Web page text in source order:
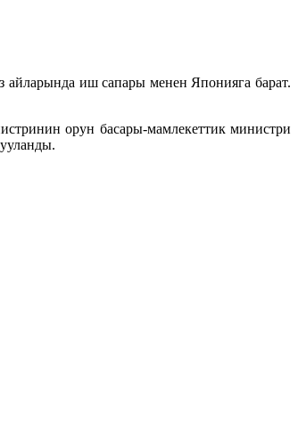
иш сапары менен Японияга барат.
орун басары-мамлекеттик министри